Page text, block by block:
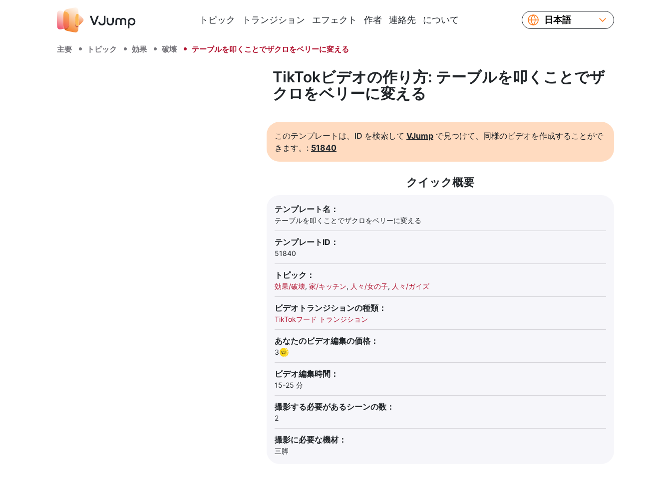
トピック トランジション エフェクト 作者 連絡先 について
日本語
Українська
主要 トピック 効果 破壊 テーブルを叩くことでザクロをベリーに変える
TikTokビデオの作り方: テーブルを叩くことでザ
クロをベリーに変える
このテンプレートは、ID を検索して VJump で見つけて、同様のビデオを作成することがで
きます。: 51840
クイック概要
テンプレート名：
テーブルを叩くことでザクロをベリーに変える
テンプレートID：
51840
トピック：
効果/破壊, 家/キッチン, 人々/女の子, 人々/ガイズ
ビデオトランジションの種類：
TikTokフード トランジション
あなたのビデオ編集の価格：
3
ビデオ編集時間：
15-25 分
撮影する必要があるシーンの数：
2
撮影に必要な機材：
三脚